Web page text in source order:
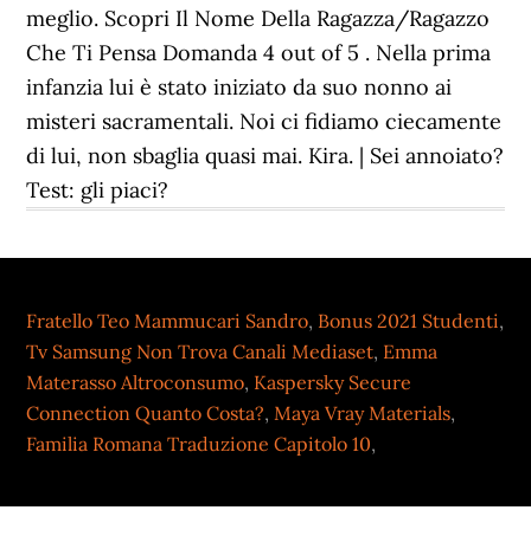
Fratello Teo Mammucari Sandro, Bonus 2021 Studenti,
Tv Samsung Non Trova Canali Mediaset, Emma
Materasso Altroconsumo, Kaspersky Secure
Connection Quanto Costa?,Maya Vray Materials,
Familia Romana Traduzione Capitolo 10,